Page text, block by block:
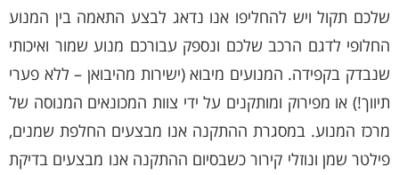
שלכם תקול ויש להחליפו אנו נדאג לבצע התאמה בין המנוע
החלופי לדגם הרכב שלכם ונספק עבורכם מנוע שמור ואיכותי
שנבדק בקפידה. המנועים מיבוא (ישירות מהיבואן – ללא פערי
תיווך!) או מפירוק ומותקנים על ידי צוות המכונאים המנוסה של
מרכז המנוע. במסגרת ההתקנה אנו מבצעים החלפת שמנים,
פילטר שמן ונוזלי קירור כשבסיום ההתקנה אנו מבצעים בדיקת